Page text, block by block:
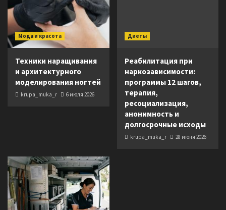
Мода и красота
Техники наращивания
и архитектурного
моделирования ногтей
krupa_muka_r 6 июля 2026
Диеты
Реабилитация при
наркозависимости:
программы 12 шагов,
терапия,
ресоциализация,
анонимность и
долгосрочные исходы
krupa_muka_r 28 июня 2026